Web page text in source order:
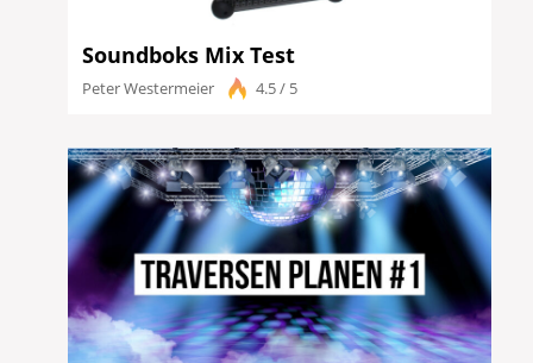
Soundboks Mix Test
Peter Westermeier 4.5 / 5